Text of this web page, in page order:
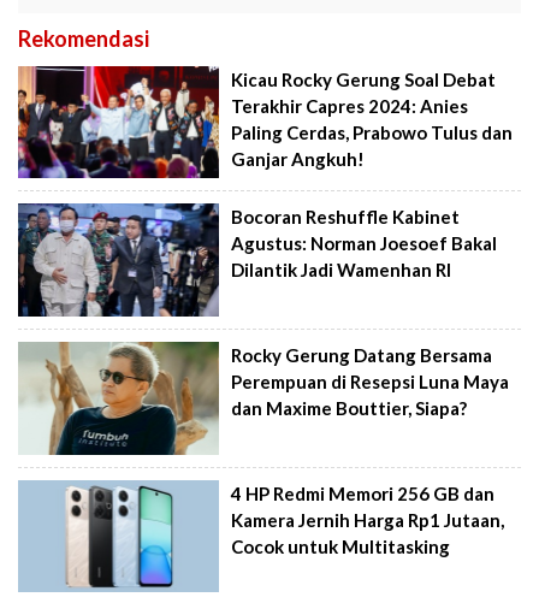
Rekomendasi
Kicau Rocky Gerung Soal Debat
Terakhir Capres 2024: Anies
Paling Cerdas, Prabowo Tulus dan
Ganjar Angkuh!
Bocoran Reshuffle Kabinet
Agustus: Norman Joesoef Bakal
Dilantik Jadi Wamenhan RI
Rocky Gerung Datang Bersama
Perempuan di Resepsi Luna Maya
dan Maxime Bouttier, Siapa?
4 HP Redmi Memori 256 GB dan
Kamera Jernih Harga Rp1 Jutaan,
Cocok untuk Multitasking